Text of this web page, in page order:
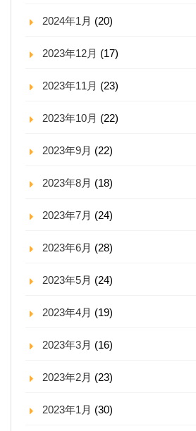
2024年1月 (20)
2023年12月 (17)
2023年11月 (23)
2023年10月 (22)
2023年9月 (22)
2023年8月 (18)
2023年7月 (24)
2023年6月 (28)
2023年5月 (24)
2023年4月 (19)
2023年3月 (16)
2023年2月 (23)
2023年1月 (30)